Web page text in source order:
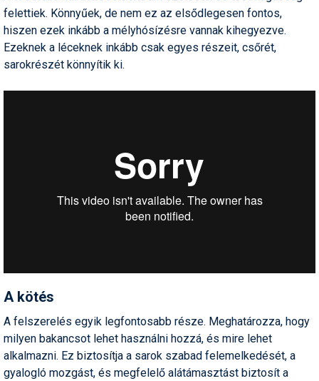
Snowboard
Túrasí
felettiek. Könnyűek, de nem ez az elsődlegesen fontos,
hiszen ezek inkább a mélyhósízésre vannak kihegyezve.
Ezeknek a léceknek inkább csak egyes részeit, csőrét,
sarokrészét könnyítik ki.
A kötés
A felszerelés egyik legfontosabb része. Meghatározza, hogy
milyen bakancsot lehet használni hozzá, és mire lehet
alkalmazni. Ez biztosítja a sarok szabad felemelkedését, a
gyalogló mozgást, és megfelelő alátámasztást biztosít a